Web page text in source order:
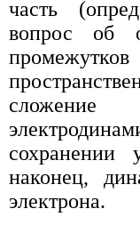
часть
вопрос об
промежутков
сохранении
наконец,
электрона.